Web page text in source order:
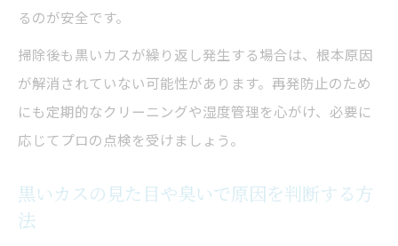
るのが安全です。
掃除後も黒いカスが繰り返し発生する場合は、根本原因
が解消されていない可能性があります。再発防止のため
にも定期的なクリーニングや湿度管理を心がけ、必要に
応じてプロの点検を受けましょう。
黒いカスの見た目や臭いで原因を判断する方
法